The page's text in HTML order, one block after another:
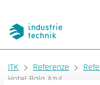
You are here:
ITK Referenze
Hotel Baia Azul